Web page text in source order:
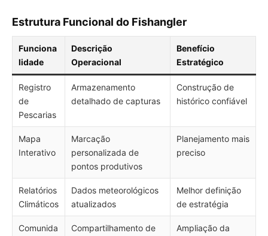
Estrutura Funcional do Fishangler
Funciona
lidade
Descrição
Operacional
Benefício
Estratégico
Registro
de
Pescarias
Armazenamento
detalhado de capturas
Construção de
histórico confiável
Mapa
Interativo
Marcação
personalizada de
pontos produtivos
Planejamento mais
preciso
Relatórios
Climáticos
Dados meteorológicos
atualizados
Melhor definição
de estratégia
Comunida
Compartilhamento de
Ampliação da